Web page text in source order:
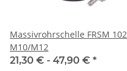
Massivrohrschelle FRSM 102
M10/M12
21,30 € - 47,90 € *